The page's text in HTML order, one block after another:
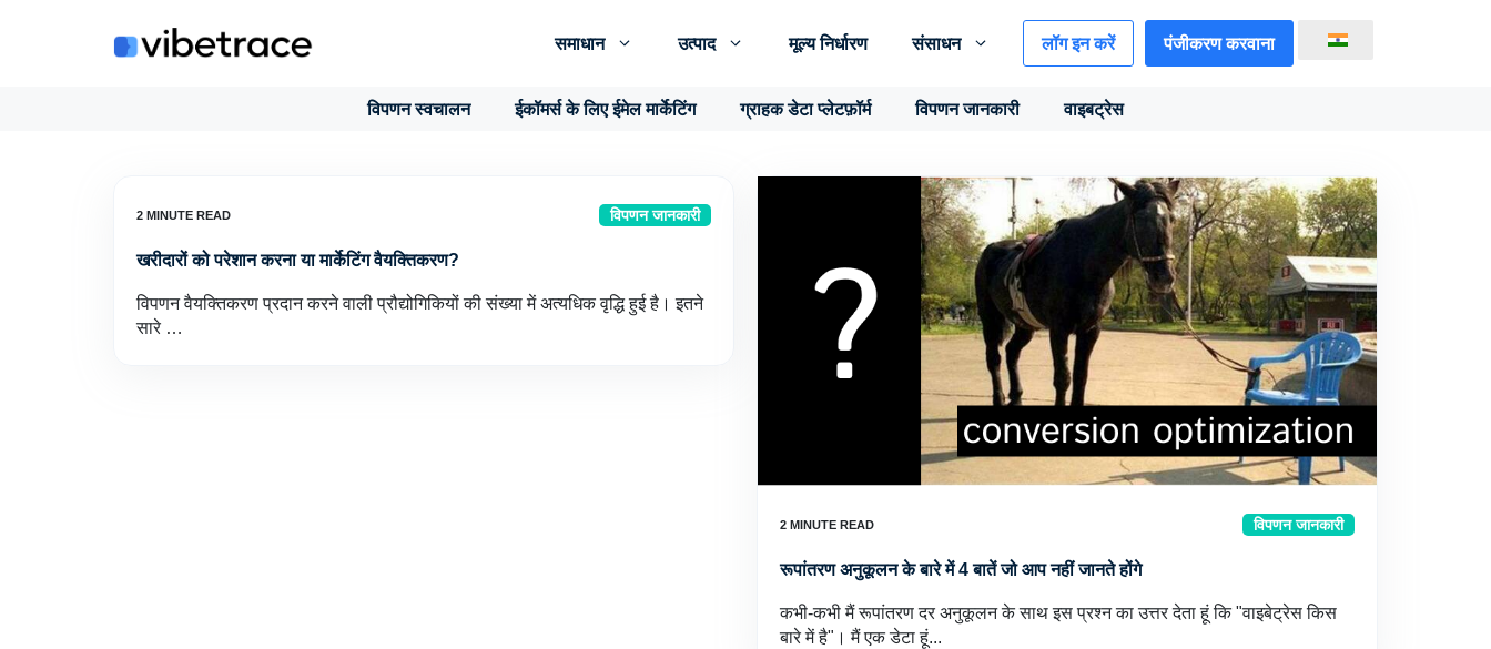
समाधान उत्पाद मूल्य निर्धारण संसाधन लॉग इन करें पंजीकरण करवाना
विपणन स्वचालन ईकॉमर्स के लिए ईमेल मार्केटिंग ग्राहक डेटा प्लेटफ़ॉर्म विपणन जानकारी वाइबट्रेस
विपणन जानकारी
खरीदारों को परेशान करना या मार्केटिंग वैयक्तिकरण?
विपणन वैयक्तिकरण प्रदान करने वाली प्रौद्योगिकियों की संख्या में अत्यधिक वृद्धि हुई है। इतने
सारे …
विपणन जानकारी
रूपांतरण अनुकूलन के बारे में 4 बातें जो आप नहीं जानते होंगे
कभी-कभी मैं रूपांतरण दर अनुकूलन के साथ इस प्रश्न का उत्तर देता हूं कि "वाइबेट्रेस किस
बारे में है"। मैं एक डेटा हूं...